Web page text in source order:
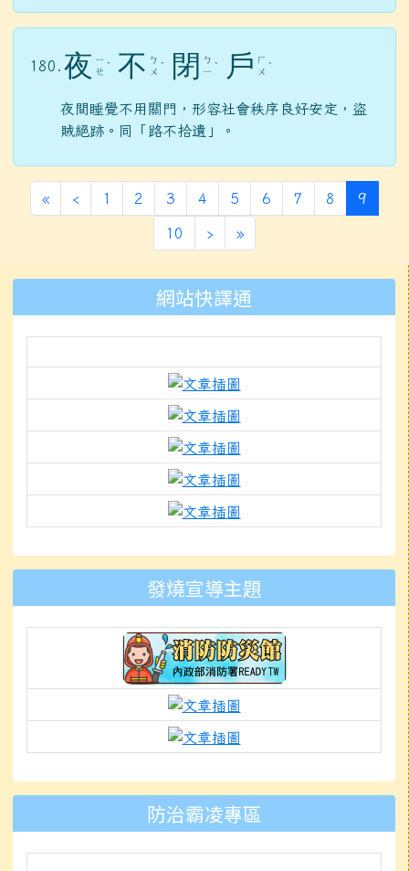
180. 夜 ㄧ
ㄝ ˋ 不 ㄅ
ㄨ ˋ 閉
ㄅ
ㄧ ˋ 戶 ㄏ
ㄨ ˋ
夜間睡覺不用關門，形容社會秩序良好安定，盜
賊絕跡。同「路不拾遺」。
«第一頁
‹ 上一頁
1 2 3 4 5 6 7 8 9
10 ›下一頁
»最後頁
網站快譯通
link to https://
link to https://
link to https://
link to https://
link to https://
to https://
發燒宣導主題
link to https://
link to https://
link to https://
防治霸凌專區